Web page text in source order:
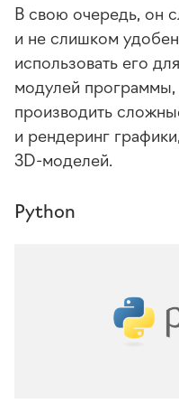
В свою очередь, он
и не слишком
использовать его
модулей
производить
и рендеринг
3D-моделей.
Python